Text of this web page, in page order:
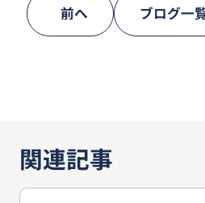
前へ ブログ一
関連記事